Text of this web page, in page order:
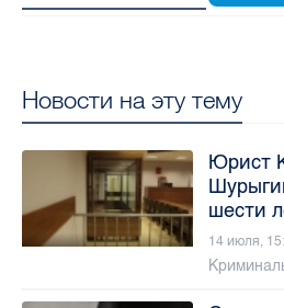
Новости на эту тему
Юрист
шести
14 июля,